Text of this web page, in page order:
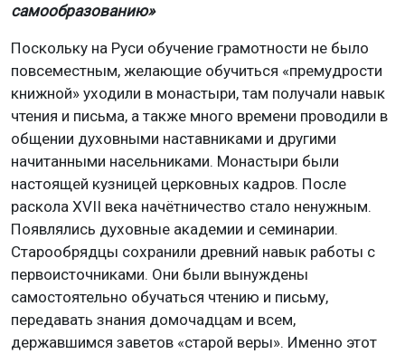
самообразованию»
Поскольку на Руси обучение грамотности не было
повсеместным, желающие обучиться «премудрости
книжной» уходили в монастыри, там получали навык
чтения и письма, а также много времени проводили в
общении духовными наставниками и другими
начитанными насельниками. Монастыри были
настоящей кузницей церковных кадров. После
раскола XVII века начётничество стало ненужным.
Появлялись духовные академии и семинарии.
Старообрядцы сохранили древний навык работы с
первоисточниками. Они были вынуждены
самостоятельно обучаться чтению и письму,
передавать знания домочадцам и всем,
державшимся заветов «старой веры». Именно этот